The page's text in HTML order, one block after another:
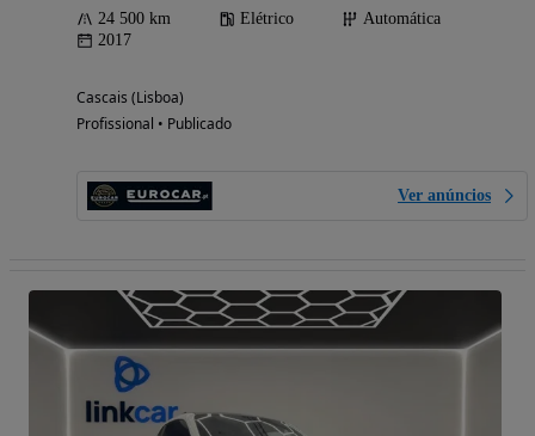
24 500 km Elétrico
Automática
2017
Cascais (Lisboa)
Profissional • Publicado
Ver anúncios